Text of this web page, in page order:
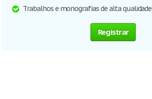
Trabalhos e monografias de alta qualidade
Registrar